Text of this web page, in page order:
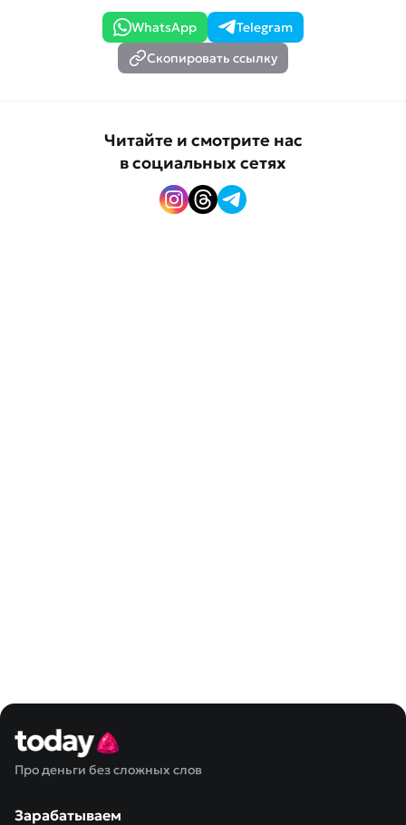
WhatsApp
Telegram
Скопировать ссылку
Читайте и смотрите нас
в социальных сетях
Про деньги без сложных слов
Зарабатываем